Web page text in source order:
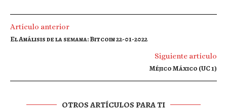
Artículo anterior
El Análisis de la semana: Bitcoin 22-01-2022
Siguiente artículo
Méjico Máxico (UC 1)
OTROS ARTÍCULOS PARA TI